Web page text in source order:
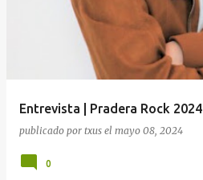
Entrevista | Pradera Rock 2024
publicado por txus el mayo 08, 2024
0